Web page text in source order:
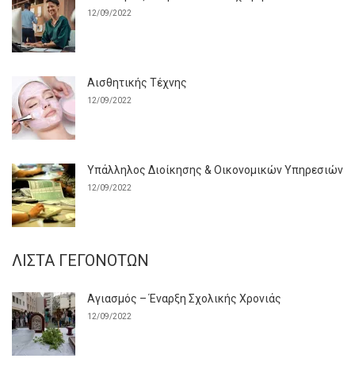
12/09/2022
Αισθητικής Τέχνης
12/09/2022
Υπάλληλος Διοίκησης & Οικονομικών Υπηρεσιών
12/09/2022
ΛΊΣΤΑ ΓΕΓΟΝΌΤΩΝ
Αγιασμός – Έναρξη Σχολικής Χρονιάς
12/09/2022